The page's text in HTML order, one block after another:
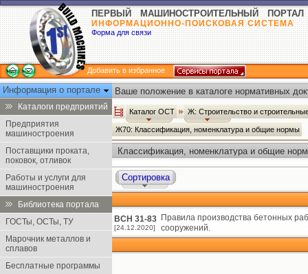
ПЕРВЫЙ МАШИНОСТРОИТЕЛЬНЫЙ ПОРТАЛ
ИНФОРМАЦИОННО-ПОИСКОВАЯ СИСТЕМА
Форма для связи
Добавить в избранное
Информация о портале
Каталоги предприятий
Предприятия
машиностроения
Поставщики проката,
поковок, отливок
Работы и услуги для
машиностроения
Библиотека портала
ГОСТы, ОСТы, ТУ
Марочник металлов и
сплавов
Бесплатные программы
Ваше положение в каталоге нормативных
Каталог ОСТ Ж: Строительство и
Ж70: Классификация, номенклатура и общие нормы
Классификация, номенклатура и общие
Сортировка
ВСН 31-83
[24.12.2020]
Правила производства бетонных
сооружений.